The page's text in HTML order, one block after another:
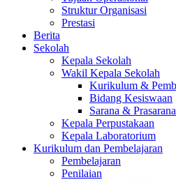
Struktur Organisasi
Prestasi
Berita
Sekolah
Kepala Sekolah
Wakil Kepala Sekolah
Kurikulum &
Bidang Kesiswaan
Sarana & Prasarana
Kepala Perpustakaan
Kepala Laboratorium
Kurikulum dan Pembelajaran
Pembelajaran
Penilaian